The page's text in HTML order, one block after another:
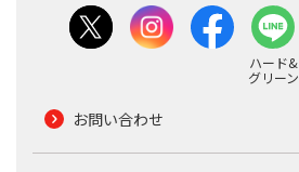
ハード&
グリーン
お問い合わせ